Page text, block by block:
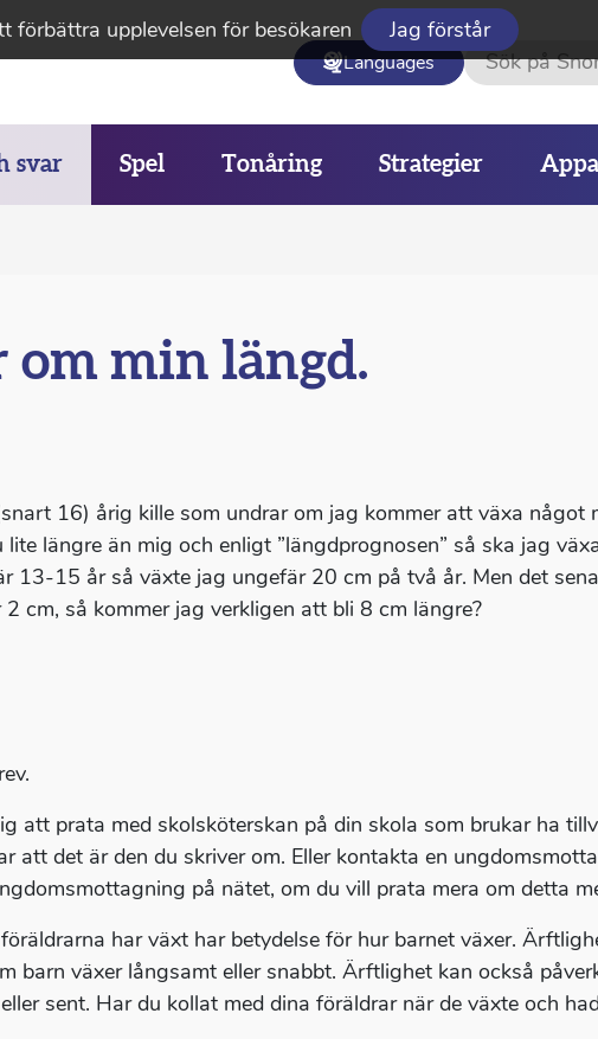
förbättra upplevelsen för besökaren Jag förstår
Languages
svar Spel Tonåring Strategier
om min längd.
16) årig kille som undrar om jag kommer att växa något
längre än mig och enligt ”längdprognosen” så ska jag
13-15 år så växte jag ungefär 20 cm på två år. Men det
cm, så kommer jag verkligen att bli 8 cm längre?
att prata med skolsköterskan på din skola som brukar ha
att det är den du skriver om. Eller kontakta en
på nätet, om du vill prata mera om detta
har växt har betydelse för hur barnet växer.
barn växer långsamt eller snabbt. Ärftlighet kan också
sent. Har du kollat med dina föräldrar när de växte och